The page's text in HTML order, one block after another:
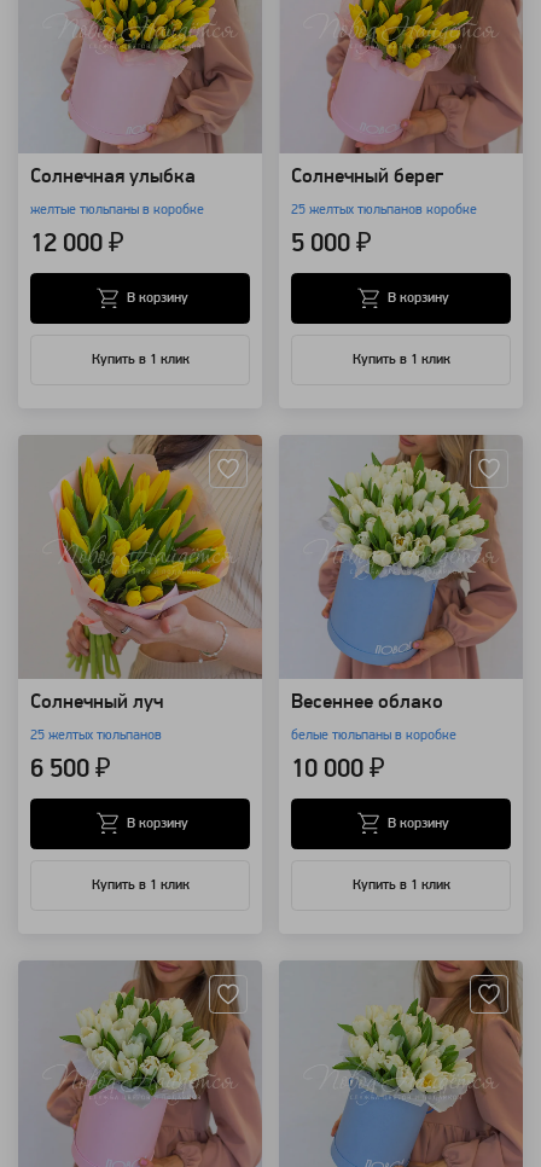
Солнечная улыбка
желтые тюльпаны в коробке
12 000 ₽
Купить в 1 клик
В корзину
Солнечный берег
25 желтых тюльпанов коробке
5 000 ₽
Купить в 1 клик
В корзину
Солнечный луч
25 желтых тюльпанов
6 500 ₽
Купить в 1 клик
В корзину
Весеннее облако
белые тюльпаны в коробке
10 000 ₽
Купить в 1 клик
В корзину